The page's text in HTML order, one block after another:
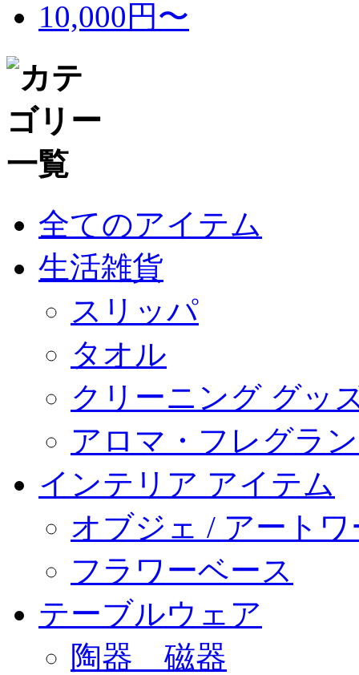
10,000円〜
全てのアイテム
生活雑貨
スリッパ
タオル
クリーニング グッ
アロマ・フレグラ
インテリア アイテム
オブジェ / アートワ
フラワーベース
テーブルウェア
陶器 磁器